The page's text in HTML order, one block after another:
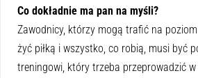
Co dokładnie ma pan na myśli?
Zawodnicy, którzy mogą trafić na
żyć piłką i wszystko, co robią, musi być
treningowi, który trzeba przeprowadzić